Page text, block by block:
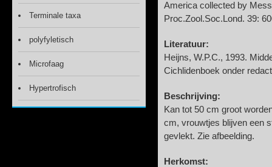
America collected by
Proc.Zool.Soc.Lond. 39:
Literatuur:
Heijns, W.P.C., 1993.
Cichlidenboek onder
Beschrijving:
Kan tot 50 cm groot
cm, vrouwtjes blijven een
gevlekt. Zie afbeelding.
Herkomst:
Terminale taxa
polyfyletisch
Microfaag
Hypertrofisch